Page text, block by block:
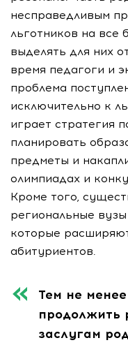
несправедливым
льготников на все
выделять для них
время педагоги и
проблема
исключительно к
играет стратегия
планировать
предметы и
олимпиадах и
Кроме того,
региональные
которые
абитуриентов.
Тем не
продолжить
заслугам